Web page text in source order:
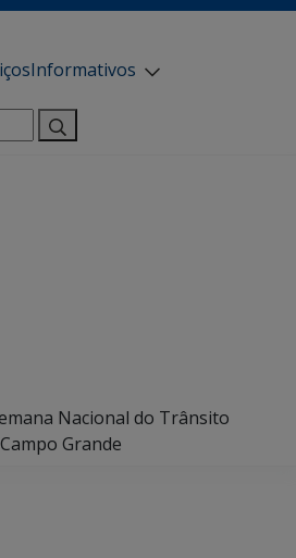
Informativos
Nacional do Trânsito
Grande